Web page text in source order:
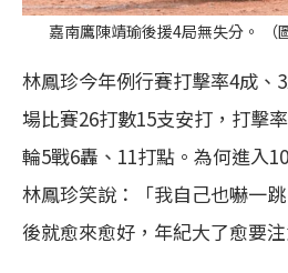
嘉南鷹陳靖瑜後援4局無失分。 （
林鳳珍今年例行賽打擊率4成、
場比賽26打數15支安打，打擊
輪5戰6轟、11打點。為何進入
林鳳珍笑說：「我自己也嚇一
後就愈來愈好，年紀大了愈要注